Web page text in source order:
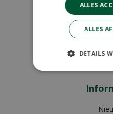
Donderdag
Vrijdag
Zaterdag
Zondag
Bekijk extra
ALLES
ALLES
DETAILS